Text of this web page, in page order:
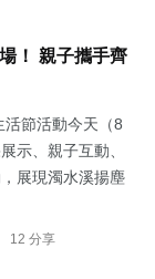
！ 親子攜手齊
活節活動今天（8
示、親子互動、
展現濁水溪揚塵
12 分享